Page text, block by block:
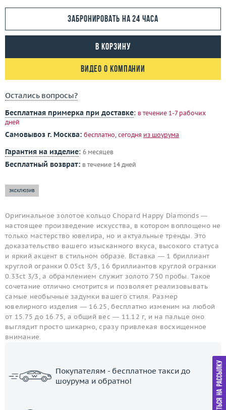
Забронировать на 24 часа
В корзину
Видео о компании
Остались вопросы?
Бесплатная примерка при доставке: в течение 1-7 рабочих
дней
Самовывоз г. Москва: бесплатно, сегодня из шоурума
Гарантия на изделие: 6 месяцев
Бесплатный возврат: в течение 14 дней
эксклюзив
Оригинальное золотое кольцо Chopard Happy Diamonds —
настоящее произведение искусства, в котором воплощено не
только мастерство ювелира, но и актуальные тренды. Это
доказательство вашего изысканного вкуса, высокого статуса
и яркий акцент в стильном образе. Вставка — 1 бриллиант
круглой огранки 0.05ct 3/3, 16 бриллиантов круглой огранки
0.33ct 3/3, а обрамлением служит золото 750 пробы. Такое
сочетание отлично смотрится и позволяет реализовывать
самые необычные задумки вашего стиля. Размер
ювелирного изделия — 16.25, бесплатно изменим на любой
от 15.75 до 16.75, а общий вес — 11.12 г, и на пальце оно
выглядит просто шикарно, сразу привлекая восхищенное
внимание.
Покупателям - бесплатное такси до
шоурума и обратно!